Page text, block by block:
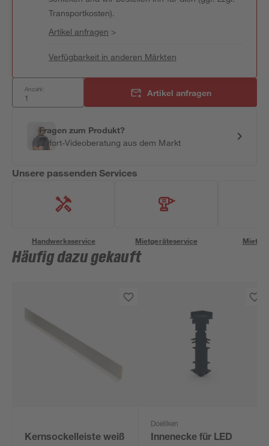
Transportkosten).
Artikel anfragen >
Verfügbarkeit in anderen Märkten
Anzahl: Artikel anfragen
Fragen zum Produkt?
Sofort-Videoberatung aus dem Markt
Unsere passenden Services
Handwerksservice Mietgeräteservice
Häufig dazu gekauft
Kernsockelleiste weiß
Doellken
Innenecke für LED